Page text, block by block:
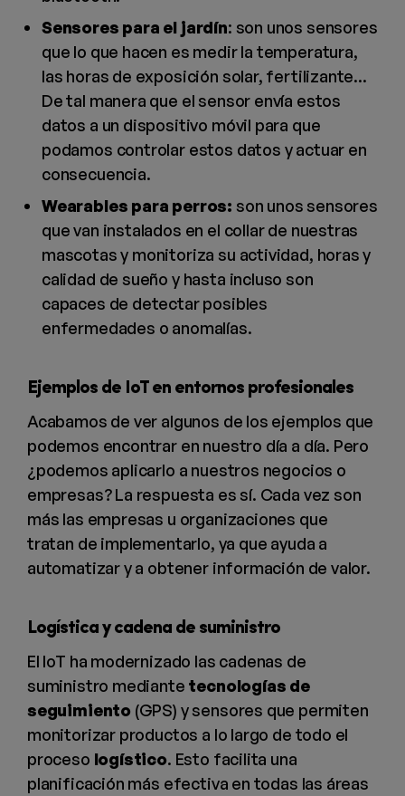
Sensores para el jardín: son unos sensores
que lo que hacen es medir la temperatura,
las horas de exposición solar, fertilizante...
De tal manera que el sensor envía estos
datos a un dispositivo móvil para que
podamos controlar estos datos y actuar en
consecuencia.
Wearables para perros: son unos sensores
que van instalados en el collar de nuestras
mascotas y monitoriza su actividad, horas y
calidad de sueño y hasta incluso son
capaces de detectar posibles
enfermedades o anomalías.
Ejemplos de IoT en entornos profesionales
Acabamos de ver algunos de los ejemplos que
podemos encontrar en nuestro día a día. Pero
¿podemos aplicarlo a nuestros negocios o
empresas? La respuesta es sí. Cada vez son
más las empresas u organizaciones que
tratan de implementarlo, ya que ayuda a
automatizar y a obtener información de valor.
Logística y cadena de suministro
El IoT ha modernizado las cadenas de
suministro mediante tecnologías de
seguimiento (GPS) y sensores que permiten
monitorizar productos a lo largo de todo el
proceso logístico. Esto facilita una
planificación más efectiva en todas las áreas